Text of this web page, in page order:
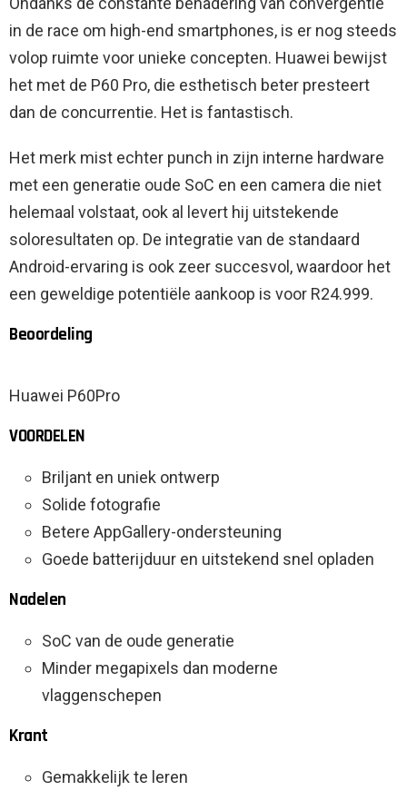
in de race om high-end smartphones, is er nog steeds
volop ruimte voor unieke concepten. Huawei bewijst
het met de P60 Pro, die esthetisch beter presteert
dan de concurrentie. Het is fantastisch.
Het merk mist echter punch in zijn interne hardware
met een generatie oude SoC en een camera die niet
helemaal volstaat, ook al levert hij uitstekende
soloresultaten op. De integratie van de standaard
Android-ervaring is ook zeer succesvol, waardoor het
een geweldige potentiële aankoop is voor R24.999.
Beoordeling
Huawei P60Pro
VOORDELEN
Briljant en uniek ontwerp
Solide fotografie
Betere AppGallery-ondersteuning
Goede batterijduur en uitstekend snel opladen
Nadelen
SoC van de oude generatie
Minder megapixels dan moderne
vlaggenschepen
Krant
Gemakkelijk te leren